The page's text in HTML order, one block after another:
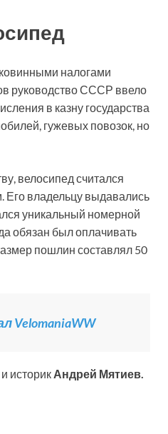
налогами
руководство СССР ввело
в казну государства
гужевых повозок, но
велосипед считался
Его владельцу выдавались
уникальный номерной
обязан был оплачивать
пошлин составлял 50
VelomaniaWW
историк Андрей Мятиев.